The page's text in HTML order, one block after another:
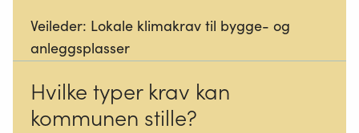
Veileder: Lokale klimakrav til bygge- og
anleggsplasser
Hvilke typer krav kan
kommunen stille?